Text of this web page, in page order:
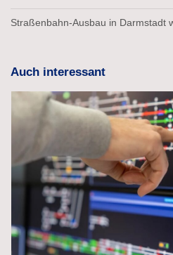
Straßenbahn-Ausbau in Darmstadt
Auch interessant